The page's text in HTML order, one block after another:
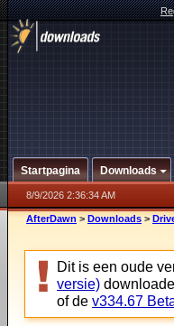
Startpagina Downloads
8/9/2026 2:36:34 AM
AfterDawn > Downloads >
Dit is een oude
versie)
of de v334.67